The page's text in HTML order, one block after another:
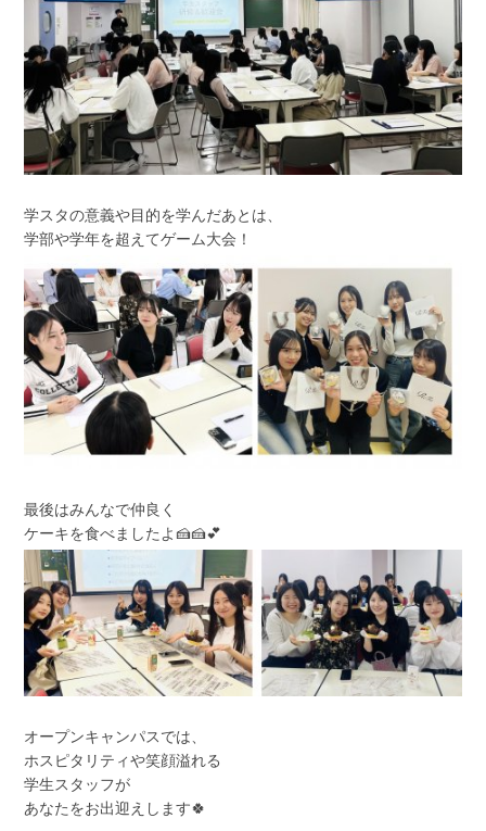
学スタの意義や目的を学んだあとは、
学部や学年を超えてゲーム大会！
最後はみんなで仲良く
ケーキを食べましたよ🍰🍰💕
オープンキャンパスでは、
ホスピタリティや笑顔溢れる
学生スタッフが
あなたをお出迎えします🍀